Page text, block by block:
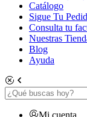
Catálogo
Sigue Tu
Consulta tu
Nuestras
Blog
Ayuda
Mi cuenta